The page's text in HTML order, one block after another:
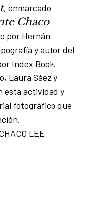
, enmarcado
Chaco
por Hernán
y autor del
Index Book.
Laura Sáez y
esta actividad y
fotográfico que
LEE